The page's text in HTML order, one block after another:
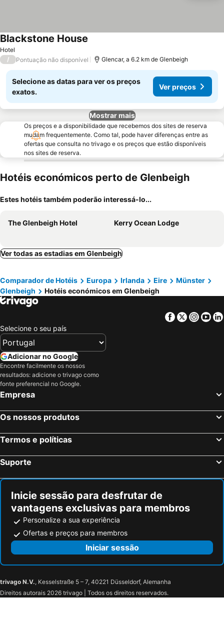
Hotel
Blackstone House
/ Pontuação não disponível Glencar, a 6.2 km de Glenbeigh
Selecione as datas para ver os preços
exatos.
Ver preços
Mostrar mais
Os preços e a disponibilidade que recebemos dos sites de reserva
mudam frequentemente. Como tal, pode haver diferenças entre as
ofertas que consulta no trivago e os preços que estão disponíveis
nos sites de reserva.
Hotéis económicos perto de Glenbeigh
Estes hotéis também poderão interessá-lo...
The Glenbeigh Hotel Kerry Ocean Lodge
Ver todas as estadias em Glenbeigh
Comparador de Hotéis Europa Irlanda Eire
Münster
Glenbeigh
Hotéis económicos em Glenbeigh
Facebook
Twitter
Selecione o seu país
Adicionar no Google
Encontre facilmente os nossos
resultados: adicione o trivago como
fonte preferencial no Google.
Empresa
Os nossos produtos
Termos e políticas
Suporte
Inicie sessão para desfrutar de
vantagens exclusivas para membros
Personalize a sua experiência
Ofertas e preços para membros
Iniciar sessão
trivago N.V., Kesselstraße 5 – 7, 40221 Düsseldorf, Alemanha
Direitos autorais 2026 trivago | Todos os direitos reservados.